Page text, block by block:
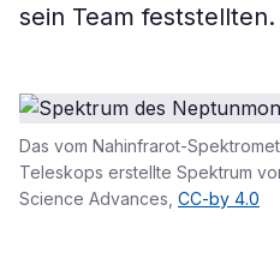
sein Team feststellten.
Das vom Nahinfrarot-
Teleskops erstellte Spektrum
Science Advances, CC-by 4.0